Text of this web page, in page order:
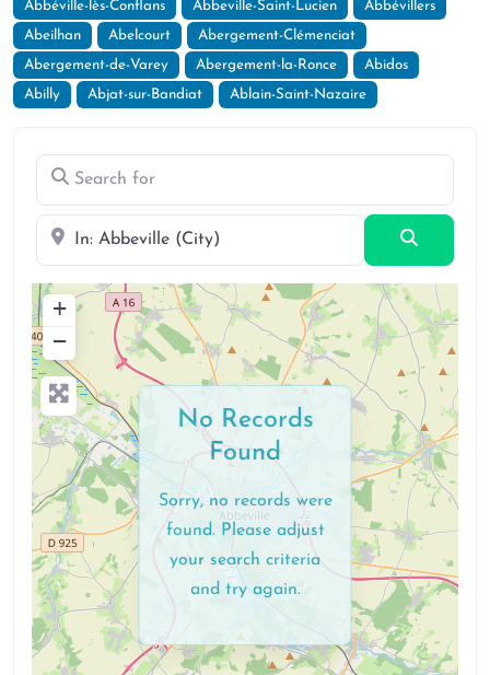
Search for
Near
+
−
No Records
Found
Sorry, no records were
found. Please adjust
your search criteria
and try again.
Abbéville-lès-Conflans Abbeville-Saint-Lucien Abbévillers
Abeilhan Abelcourt Abergement-Clémenciat
Abergement-de-Varey Abergement-la-Ronce Abidos
Abilly Abjat-sur-Bandiat Ablain-Saint-Nazaire